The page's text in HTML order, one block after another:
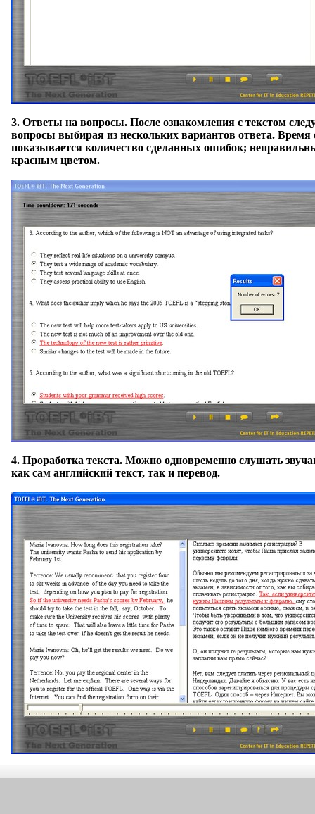
3. Ответы на вопросы. После ознакомления с текстом
вопросы выбирая из нескольких вариантов ответа. Время
показывается количество сделанных ошибок;
красным цветом.
4. Проработка текста. Можно одновременно слушать
как сам английский текст, так и перевод.